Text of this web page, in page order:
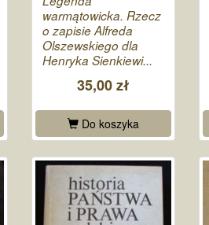
warmątowicka. Rzecz
o zapisie Alfreda
Olszewskiego dla
Henryka Sienkiewi...
35,00 zł
Do koszyka